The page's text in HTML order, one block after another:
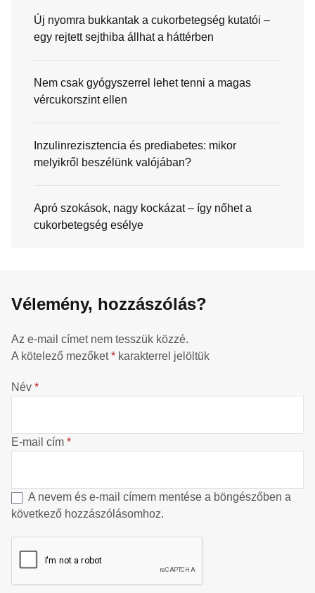
Új nyomra bukkantak a cukorbetegség kutatói –
egy rejtett sejthiba állhat a háttérben
Nem csak gyógyszerrel lehet tenni a magas
vércukorszint ellen
Inzulinrezisztencia és prediabetes: mikor
melyikről beszélünk valójában?
Apró szokások, nagy kockázat – így nőhet a
cukorbetegség esélye
Vélemény, hozzászólás?
Az e-mail címet nem tesszük közzé.
A kötelező mezőket* karakterrel jelöltük
Név *
E-mail cím *
A nevem és e-mail címem mentése a böngészőben a
következő hozzászólásomhoz.